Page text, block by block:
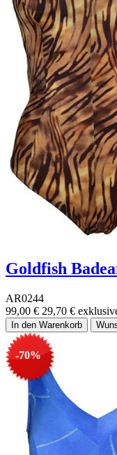
Goldfish
AR0244
99,00 € 29,70 €
-70%